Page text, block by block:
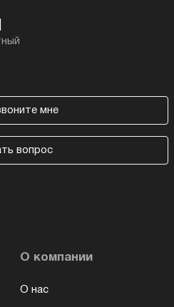
мне
вопрос
О компании
О нас